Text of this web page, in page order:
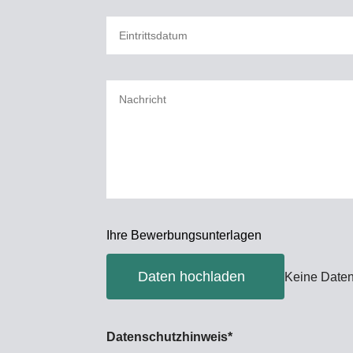
Ihre Bewerbungsunterlagen
Daten hochladen Keine
Datenschutzhinweis*